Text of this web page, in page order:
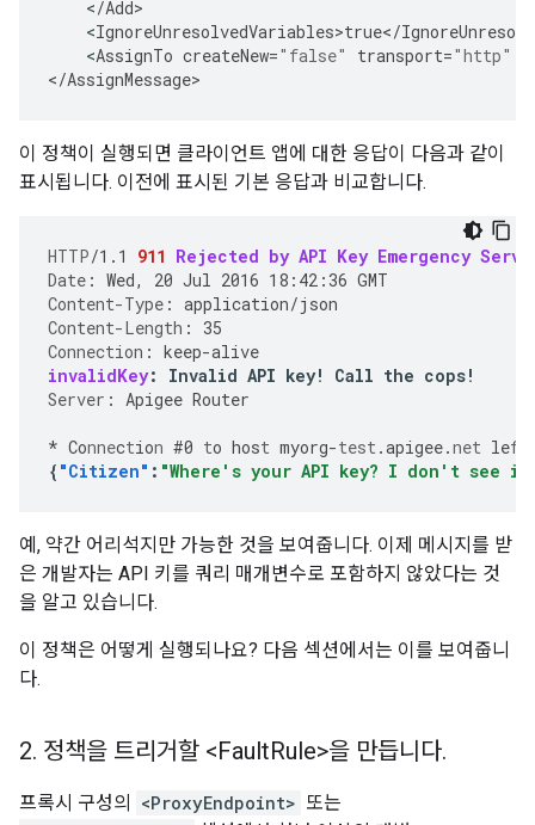
</Add
<IgnoreUnresolvedVariables>true</
<AssignTo createNew="false" transport="http"
</AssignMessage>
이 정책이 실행되면 클라이언트 앱에 대한 응답이 다음과 같이
표시됩니다. 이전에 표시된 기본 응답과 비교합니다.
HTTP/1.1 911 Rejected by API Key Emergency
Date : Wed, 20 Jul 2016 18:42:36 GMT
Content-Type : application/json
Content-Length :
35
Connection : keep-alive
invalidKey:
Invalid API key! Call the cops!
Server : Apigee Router
* Connection #0 to host myorg-test.apigee.net left
{ "Citizen" : "Where's your API key? I don't see it
예, 약간 어리석지만 가능한 것을 보여줍니다. 이제 메시지를 받
은 개발자는 API 키를 쿼리 매개변수로 포함하지 않았다는 것
을 알고 있습니다.
이 정책은 어떻게 실행되나요? 다음 섹션에서는 이를 보여줍니
다.
2. 정책을 트리거할 <FaultRule>을 만듭니다.
프록시 구성의 <ProxyEndpoint> 또는